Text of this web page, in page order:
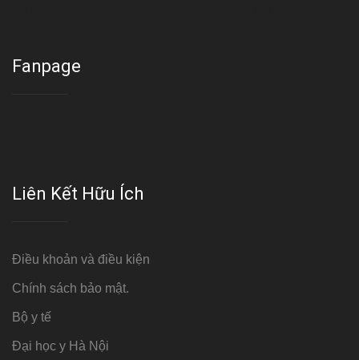
Fanpage
Liên Kết Hữu Ích
Điều khoản và điều kiện
Chính sách bảo mật.
Bộ y tế
Đại học y Hà Nội